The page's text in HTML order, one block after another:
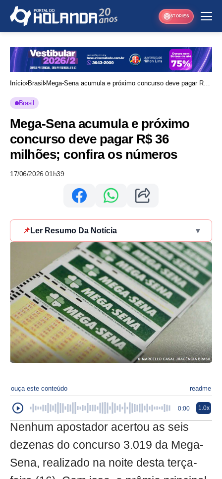
STORIES
Início Brasil
Mega-Sena acumula e próximo concurso deve pagar R$
Brasil
Mega-Sena acumula e próximo
concurso deve pagar R$ 36
milhões; confira os números
17/06/2026 01h39
📌 Ler Resumo Da Notícia ▾
ouça este conteúdo readme
0:00 1.0x
Nenhum apostador acertou as seis
dezenas do concurso 3.019 da Mega-
Sena, realizado na noite desta terça-